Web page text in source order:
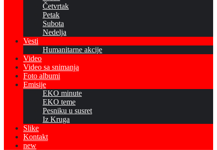
Četvrtak
Petak
Subota
Nedelja
Vesti
Humanitarne akcije
Video
Video sa snimanja
Foto albumi
Emisije
EKO minute
EKO teme
Pesniku u susret
Iz Kruga
Slike
Kontakt
new